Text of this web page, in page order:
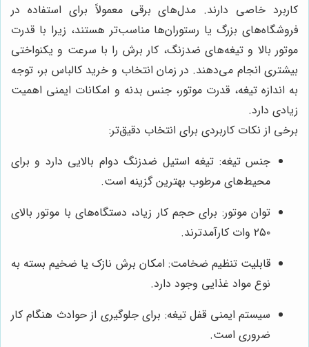
کاربرد خاصی دارند. مدل‌های برقی معمولاً برای استفاده در
فروشگاه‌های بزرگ یا رستوران‌ها مناسب‌تر هستند، زیرا با قدرت
موتور بالا و تیغه‌های ضدزنگ، کار برش را با سرعت و یکنواختی
بیشتری انجام می‌دهند. در زمان انتخاب و خرید کالباس بر، توجه
به اندازه تیغه، قدرت موتور، جنس بدنه و امکانات ایمنی اهمیت
زیادی دارد.
برخی از نکات کاربردی برای انتخاب دقیق‌تر:
جنس تیغه: تیغه استیل ضدزنگ دوام بالایی دارد و برای
محیط‌های مرطوب بهترین گزینه است.
توان موتور: برای حجم کار زیاد، دستگاه‌های با موتور بالای
۲۵۰ وات کارآمدترند.
قابلیت تنظیم ضخامت: امکان برش نازک یا ضخیم بسته به
نوع مواد غذایی وجود دارد.
سیستم ایمنی قفل تیغه: برای جلوگیری از حوادث هنگام کار
ضروری است.